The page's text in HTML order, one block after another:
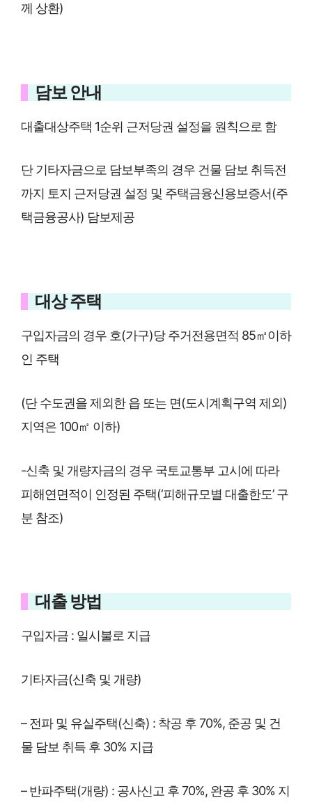
께 상환)
담보 안내
대출대상주택 1순위 근저당권 설정을 원칙으로 함
단 기타자금으로 담보부족의 경우 건물 담보 취득전
까지 토지 근저당권 설정 및 주택금융신용보증서(주
택금융공사) 담보제공
대상 주택
구입자금의 경우 호(가구)당 주거전용면적 85㎡이하
인 주택
(단 수도권을 제외한 읍 또는 면(도시계획구역 제외)
지역은 100㎡ 이하)
-신축 및 개량자금의 경우 국토교통부 고시에 따라
피해연면적이 인정된 주택(‘피해규모별 대출한도’ 구
분 참조)
대출 방법
구입자금 : 일시불로 지급
기타자금(신축 및 개량)
– 전파 및 유실주택(신축) : 착공 후 70%, 준공 및 건
물 담보 취득 후 30% 지급
– 반파주택(개량) : 공사신고 후 70%, 완공 후 30% 지